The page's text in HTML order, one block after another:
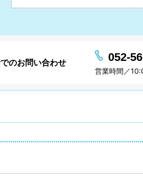
のお問い合わせ 052-
営業時間／